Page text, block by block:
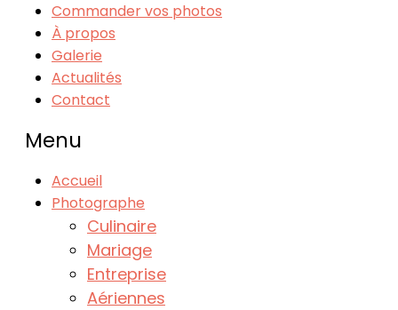
Commander vos photos
À propos
Galerie
Actualités
Contact
Menu
Accueil
Photographe
Culinaire
Mariage
Entreprise
Aériennes